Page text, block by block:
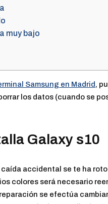
muy bajo
Samsung en Madrid,
los datos (cuando se
Galaxy s10
caída accidental se te ha
colores será necesario
se efectúa